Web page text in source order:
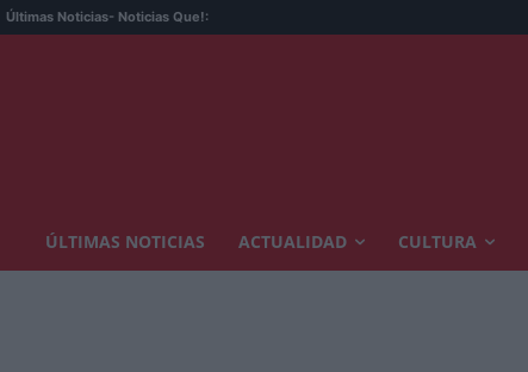
Últimas Noticias- Noticias Que!:
ÚLTIMAS NOTICIAS ACTUALIDAD CULTURA